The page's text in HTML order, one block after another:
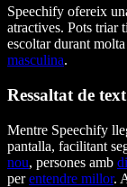
Speechify ofereix
atractives. Pots triar
escoltar durant
masculina.
Ressaltat de text
Mentre Speechify
pantalla, facilitant
nou, persones amb
perentendre millor.